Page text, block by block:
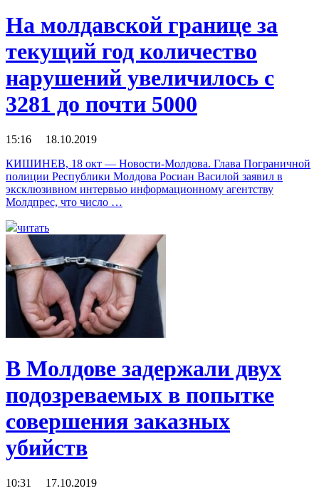
На молдавской границе за
текущий год количество
нарушений увеличилось с
3281 до почти 5000
15:16 18.10.2019
КИШИНЕВ, 18 окт — Новости-Молдова. Глава Пограничной
полиции Республики Молдова Росиан Василой заявил в
эксклюзивном интервью информационному агентству
Молдпрес, что число …
читать
В Молдове задержали двух
подозреваемых в попытке
совершения заказных
убийств
10:31 17.10.2019